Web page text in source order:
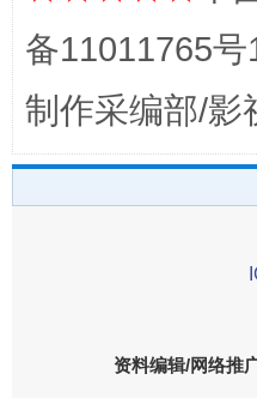
东山县通报“牛蛙产品抗
备11011765
制作采编部/影
资料编辑/网络推